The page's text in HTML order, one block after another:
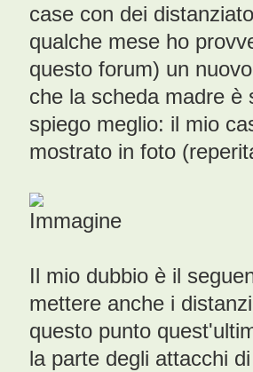
case con dei
qualche mese ho
questo forum) un
che la scheda madre è
spiego meglio: il mio
mostrato in foto
Il mio dubbio è il
mettere anche i
questo punto
la parte degli attacchi